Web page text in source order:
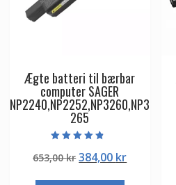
Ægte batteri til bærbar
computer SAGER
NP2240,NP2252,NP3260,NP3
265
4.50
ud af 5
653,00krDen
384,00 krDen